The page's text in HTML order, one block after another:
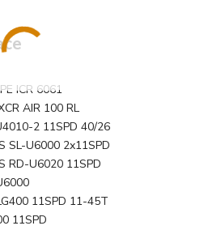
ICR 6061
AIR 100 RL
2 11SPD 40/26
SL-U6000 2x11SPD
RD-U6020 11SPD
11SPD 11-45T
11SPD